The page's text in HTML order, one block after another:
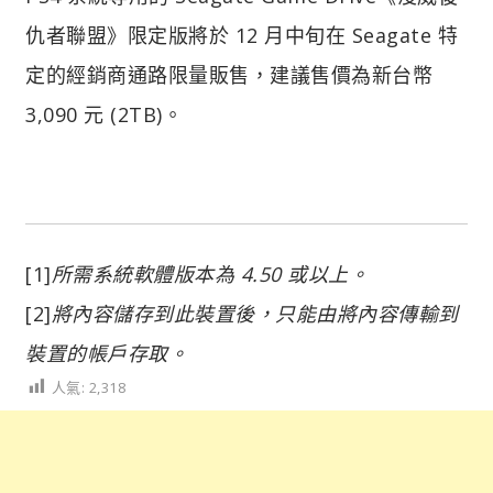
仇者聯盟》限定版將於 12 月中旬在 Seagate 特
定的經銷商通路限量販售，建議售價為新台幣
3,090 元 (2TB)。
[1]所需系統軟體版本為 4.50 或以上。
[2]將內容儲存到此裝置後，只能由將內容傳輸到
裝置的帳戶存取。
人氣: 2,318